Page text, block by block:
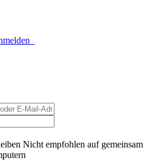
Nicht empfohlen auf gemeinsam